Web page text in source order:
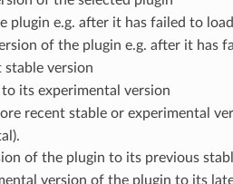
plugin e.g. after it has failed to load
of the plugin e.g. after it has
stable version
its experimental version
recent stable or experimental
of the plugin to its previous
version of the plugin to its